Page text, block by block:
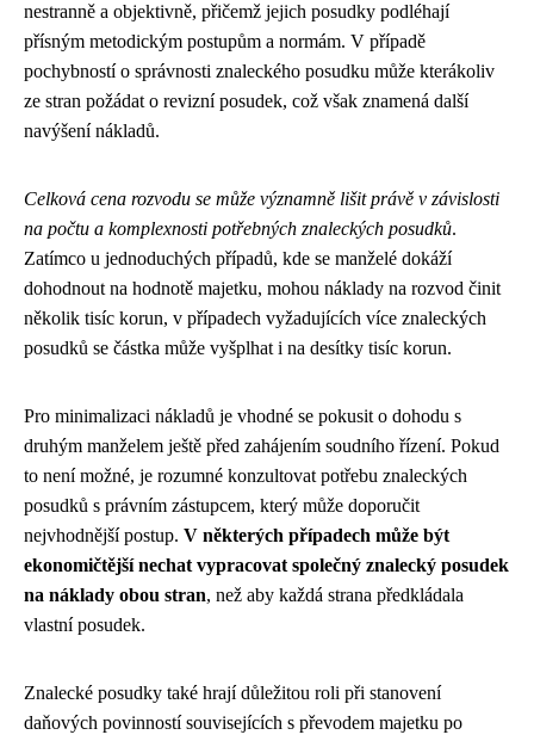
nestranně a objektivně, přičemž jejich posudky podléhají
přísným metodickým postupům a normám. V případě
pochybností o správnosti znaleckého posudku může kterákoliv
ze stran požádat o revizní posudek, což však znamená další
navýšení nákladů.
Celková cena rozvodu se může významně lišit právě v závislosti
na počtu a komplexnosti potřebných znaleckých posudků.
Zatímco u jednoduchých případů, kde se manželé dokáží
dohodnout na hodnotě majetku, mohou náklady na rozvod činit
několik tisíc korun, v případech vyžadujících více znaleckých
posudků se částka může vyšplhat i na desítky tisíc korun.
Pro minimalizaci nákladů je vhodné se pokusit o dohodu s
druhým manželem ještě před zahájením soudního řízení. Pokud
to není možné, je rozumné konzultovat potřebu znaleckých
posudků s právním zástupcem, který může doporučit
nejvhodnější postup. V některých případech může být
ekonomičtější nechat vypracovat společný znalecký posudek
na náklady obou stran, než aby každá strana předkládala
vlastní posudek.
Znalecké posudky také hrají důležitou roli při stanovení
daňových povinností souvisejících s převodem majetku po